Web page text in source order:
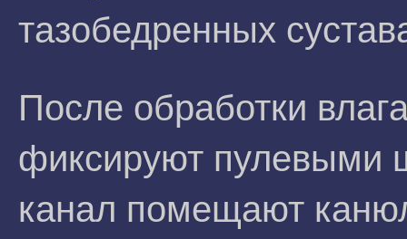
тазобедренных
После обработки
фиксируют пулевыми
канал помещают